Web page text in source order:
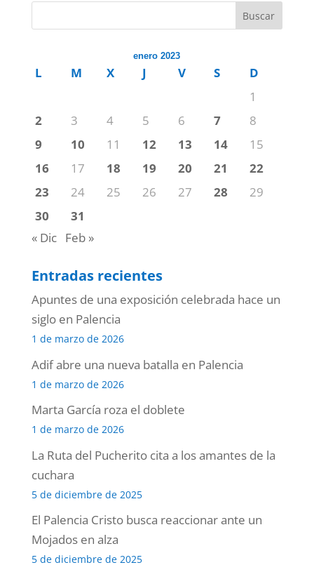
Buscar
enero 2023
L M X J V S
D
1
2
3 4 5 6 7
8
9
10 11 12 13 14
15
16
17 18 19 20 21
22
23
24 25 26 27 28
29
30
31
« Dic Feb »
Entradas recientes
Apuntes de una exposición celebrada hace un
siglo en Palencia
1 de marzo de 2026
Adif abre una nueva batalla en Palencia
1 de marzo de 2026
Marta García roza el doblete
1 de marzo de 2026
La Ruta del Pucherito cita a los amantes de la
cuchara
5 de diciembre de 2025
El Palencia Cristo busca reaccionar ante un
Mojados en alza
5 de diciembre de 2025